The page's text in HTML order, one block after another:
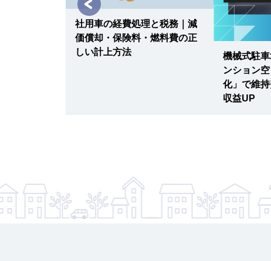
社用車の経費処理と税務｜減
価償却・保険料・燃料費の正
しい計上方法
機械式駐
ンション
化」で維
収益UP